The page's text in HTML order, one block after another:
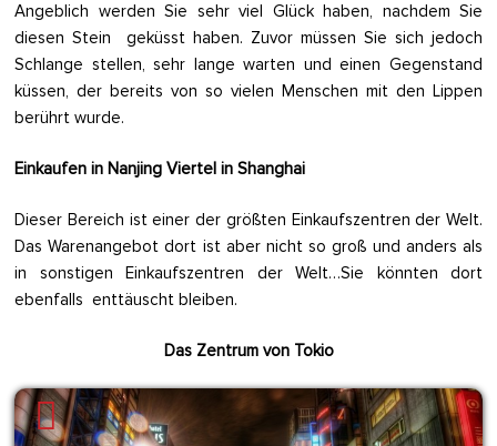
Angeblich werden Sie sehr viel Glück haben, nachdem Sie
diesen Stein geküsst haben. Zuvor müssen Sie sich jedoch
Schlange stellen, sehr lange warten und einen Gegenstand
küssen, der bereits von so vielen Menschen mit den Lippen
berührt wurde.
Einkaufen in Nanjing Viertel in Shanghai
Dieser Bereich ist einer der größten Einkaufszentren der Welt.
Das Warenangebot dort ist aber nicht so groß und anders als
in sonstigen Einkaufszentren der Welt…Sie könnten dort
ebenfalls enttäuscht bleiben.
Das Zentrum von Tokio